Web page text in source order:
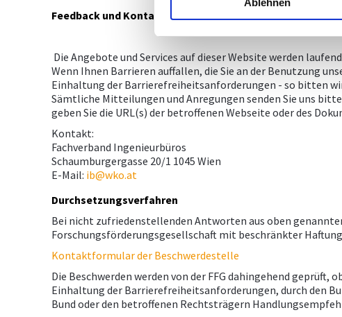
Ablehnen
Feedback und Kontaktangaben
Die Angebote und Services auf dieser Website werden
Wenn Ihnen Barrieren auffallen, die Sie an der Benutzung
Einhaltung der Barrierefreiheitsanforderungen - so bitten
Sämtliche Mitteilungen und Anregungen senden Sie uns
geben Sie die URL(s) der betroffenen Webseite oder des
Kontakt:
Fachverband Ingenieurbüros
Schaumburgergasse 20/1 1045 Wien
E-Mail: ib@wko.at
Durchsetzungsverfahren
Bei nicht zufriedenstellenden Antworten aus oben
Forschungsförderungsgesellschaft mit beschränkter
Kontaktformular der Beschwerdestelle
Die Beschwerden werden von der FFG dahingehend
Einhaltung der Barrierefreiheitsanforderungen, durch den
Bund oder den betroffenen Rechtsträgern